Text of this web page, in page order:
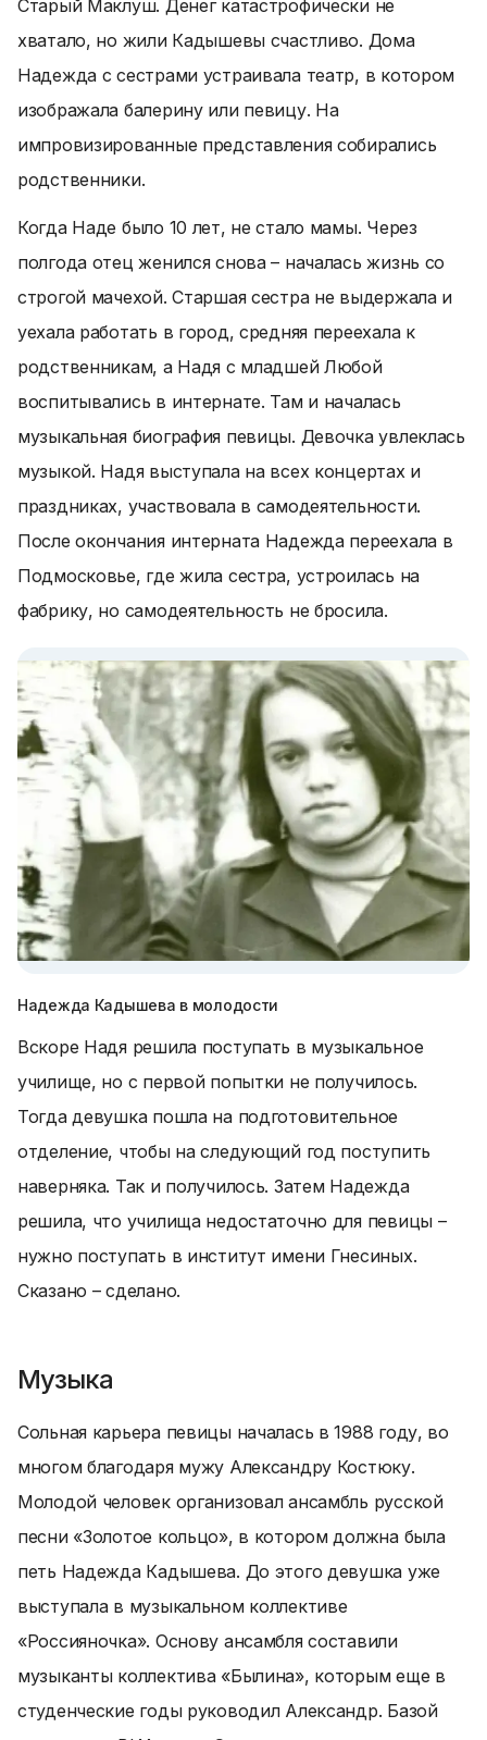
Старый Маклуш. Денег катастрофически не
хватало, но жили Кадышевы счастливо. Дома
Надежда с сестрами устраивала театр, в котором
изображала балерину или певицу. На
импровизированные представления собирались
родственники.
Когда Наде было 10 лет, не стало мамы. Через
полгода отец женился снова – началась жизнь со
строгой мачехой. Старшая сестра не выдержала и
уехала работать в город, средняя переехала к
родственникам, а Надя с младшей Любой
воспитывались в интернате. Там и началась
музыкальная биография певицы. Девочка увлеклась
музыкой. Надя выступала на всех концертах и
праздниках, участвовала в самодеятельности.
После окончания интерната Надежда переехала в
Подмосковье, где жила сестра, устроилась на
фабрику, но самодеятельность не бросила.
Надежда Кадышева в молодости
Вскоре Надя решила поступать в музыкальное
училище, но с первой попытки не получилось.
Тогда девушка пошла на подготовительное
отделение, чтобы на следующий год поступить
наверняка. Так и получилось. Затем Надежда
решила, что училища недостаточно для певицы –
нужно поступать в институт имени Гнесиных.
Сказано – сделано.
Музыка
Сольная карьера певицы началась в 1988 году, во
многом благодаря мужу Александру Костюку.
Молодой человек организовал ансамбль русской
песни «Золотое кольцо», в котором должна была
петь Надежда Кадышева. До этого девушка уже
выступала в музыкальном коллективе
«Россияночка». Основу ансамбля составили
музыканты коллектива «Былина», которым еще в
студенческие годы руководил Александр. Базой